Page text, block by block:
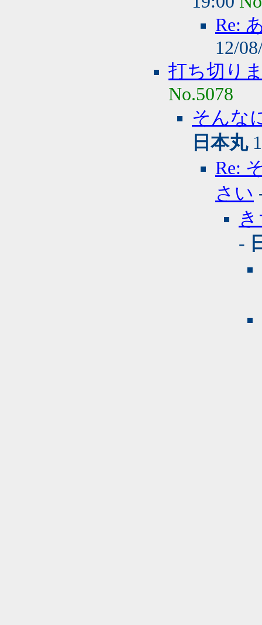
Re:
12/
打ち切り
No.5078
そんな
日本丸
Re:
さい
-